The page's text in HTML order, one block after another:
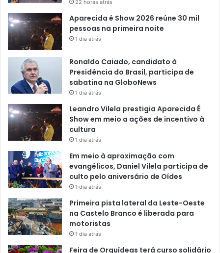
22 horas atrás
Aparecida é Show 2026 reúne 30 mil
pessoas na primeira noite
1 dia atrás
Ronaldo Caiado, candidato à
Presidência do Brasil, participa de
sabatina na GloboNews
1 dia atrás
Leandro Vilela prestigia Aparecida É
Show em meio a ações de incentivo à
cultura
1 dia atrás
Em meio à aproximação com
evangélicos, Daniel Vilela participa de
culto pelo aniversário de Oídes
1 dia atrás
Primeira pista lateral da Leste-Oeste
na Castelo Branco é liberada para
motoristas
1 dia atrás
Feira de Orquídeas terá curso solidário